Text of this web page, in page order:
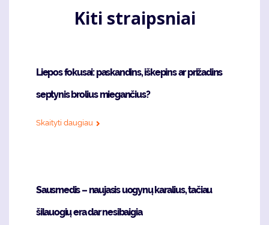
Kiti straipsniai
Liepos fokusai: paskandins, iškepins ar prižadins
septynis brolius miegančius?
Skaityti daugiau
Sausmedis – naujasis uogynų karalius, tačiau
šilauogių era dar nesibaigia